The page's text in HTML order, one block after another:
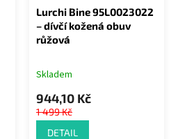
Lurchi Bine 95L0023022
– dívčí kožená obuv
růžová
Skladem
944,10 Kč
1 499 Kč
DETAIL